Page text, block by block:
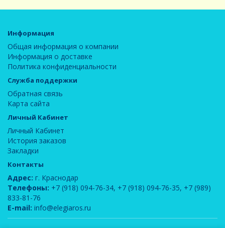
Информация
Общая информация о компании
Информация о доставке
Политика конфиденциальности
Служба поддержки
Обратная связь
Карта сайта
Личный Кабинет
Личный Кабинет
История заказов
Закладки
Контакты
Адрес: г. Краснодар
Телефоны: +7 (918) 094-76-34, +7 (918) 094-76-35, +7 (989)
833-81-76
E-mail: info@elegiaros.ru